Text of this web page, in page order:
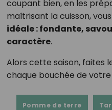
coupant bien, en les
maîtrisant la cuisson,
idéale : fondante,
caractère.
Alors cette saison, faites
chaque bouchée de
Pomme de terre